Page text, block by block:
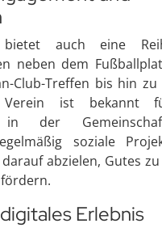
bietet auch eine
neben dem
Club-Treffen bis hin zu
Verein ist bekannt
in der
soziale
abzielen, Gutes
Erlebnis